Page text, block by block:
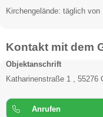
Kirchengelände: täglich von
Kontakt mit dem
Objektanschrift
Katharinenstraße 1 , 55276
Anrufen